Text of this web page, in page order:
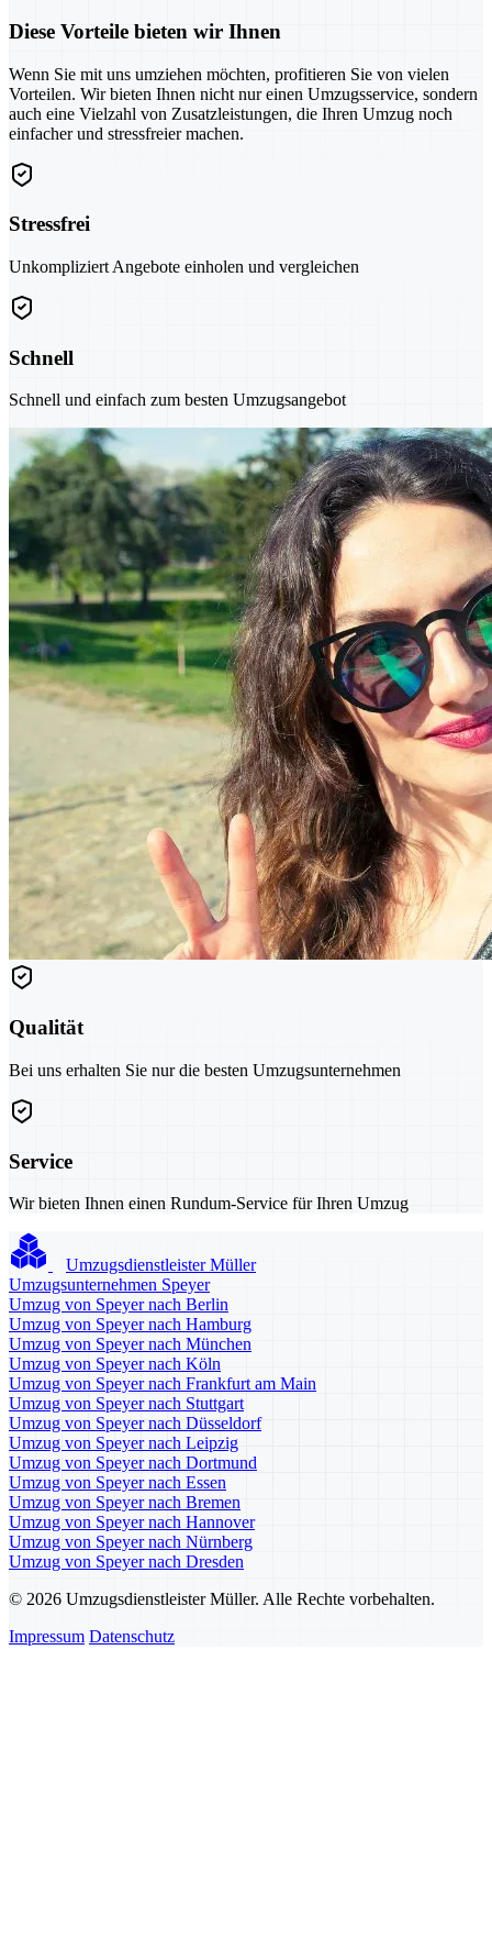
Diese Vorteile bieten wir Ihnen
Wenn Sie mit uns umziehen möchten, profitieren Sie von vielen
Vorteilen. Wir bieten Ihnen nicht nur einen Umzugsservice, sondern
auch eine Vielzahl von Zusatzleistungen, die Ihren Umzug noch
einfacher und stressfreier machen.
Stressfrei
Unkompliziert Angebote einholen und vergleichen
Schnell
Schnell und einfach zum besten Umzugsangebot
Qualität
Bei uns erhalten Sie nur die besten Umzugsunternehmen
Service
Wir bieten Ihnen einen Rundum-Service für Ihren Umzug
Umzugsdienstleister Müller
Umzugsunternehmen Speyer
Umzug von Speyer nach Berlin
Umzug von Speyer nach Hamburg
Umzug von Speyer nach München
Umzug von Speyer nach Köln
Umzug von Speyer nach Frankfurt am Main
Umzug von Speyer nach Stuttgart
Umzug von Speyer nach Düsseldorf
Umzug von Speyer nach Leipzig
Umzug von Speyer nach Dortmund
Umzug von Speyer nach Essen
Umzug von Speyer nach Bremen
Umzug von Speyer nach Hannover
Umzug von Speyer nach Nürnberg
Umzug von Speyer nach Dresden
© 2026 Umzugsdienstleister Müller. Alle Rechte vorbehalten.
Impressum Datenschutz